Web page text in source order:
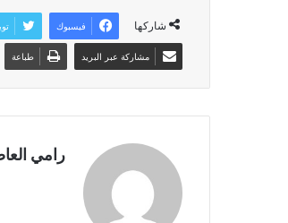
شاركها فيسبوك
مشاركة عبر البريد طباعة
رامي